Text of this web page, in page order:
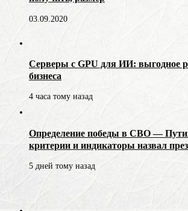
03.09.2020
Серверы с GPU для ИИ: выгодное
бизнеса
4 часа тому назад
Определение победы в СВО —
критерии и индикаторы назвал
5 дней тому назад